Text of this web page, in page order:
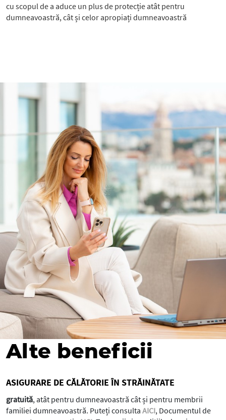
cu scopul de a aduce un plus de protecție atât pentru
dumneavoastră, cât și celor apropiați dumneavoastră
Alte beneficii
ASIGURARE DE CĂLĂTORIE ÎN STRĂINĂTATE
gratuită, atât pentru dumneavoastră cât și pentru membrii
familiei dumneavoastră. Puteți consulta AICI, Documentul de